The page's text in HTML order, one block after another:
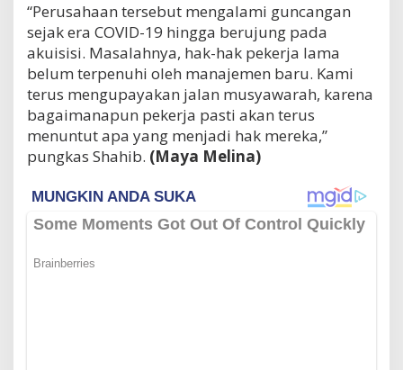
“Perusahaan tersebut mengalami guncangan
sejak era COVID-19 hingga berujung pada
akuisisi. Masalahnya, hak-hak pekerja lama
belum terpenuhi oleh manajemen baru. Kami
terus mengupayakan jalan musyawarah, karena
bagaimanapun pekerja pasti akan terus
menuntut apa yang menjadi hak mereka,”
pungkas Shahib. (Maya Melina)